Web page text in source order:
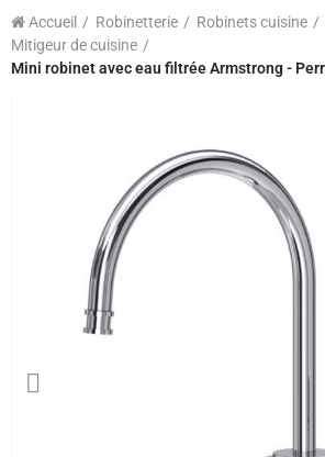
Accueil Robinetterie
Robinets cuisine
Mitigeur de cuisine
Mini robinet avec eau filtrée Armstrong -